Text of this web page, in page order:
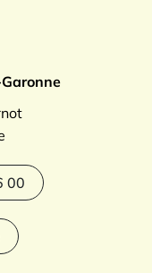
compte Facebook
le compte
00